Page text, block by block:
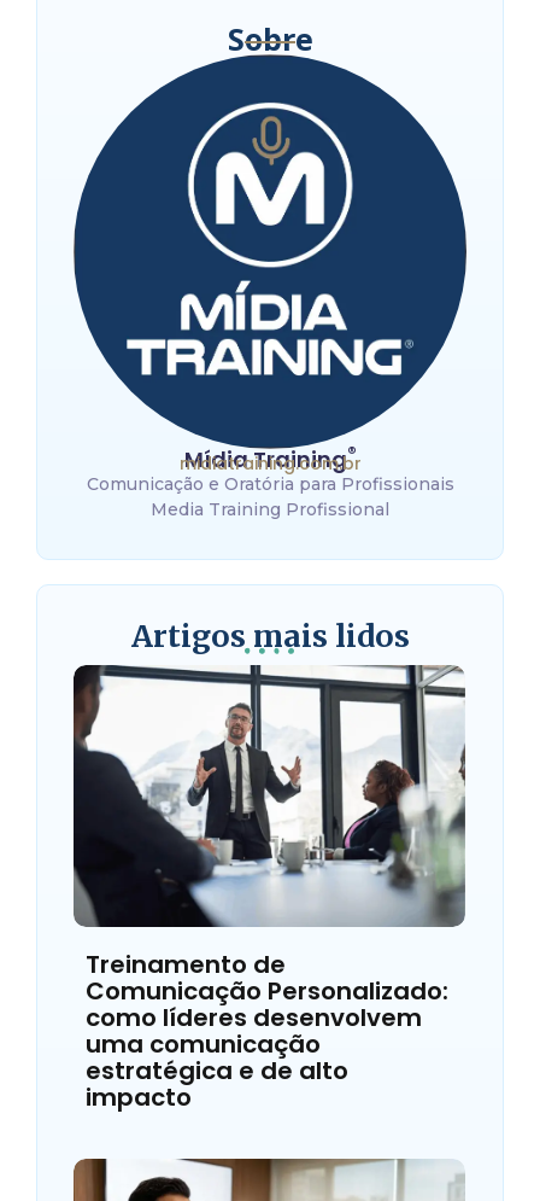
Sobre
Mídia Training®
midiatraining.com.br
Comunicação e Oratória para Profissionais
Media Training Profissional
Artigos mais lidos
Treinamento de
Comunicação Personalizado:
como líderes desenvolvem
uma comunicação
estratégica e de alto
impacto